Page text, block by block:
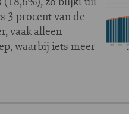
3 procent van de
vaak alleen
waarbij iets meer